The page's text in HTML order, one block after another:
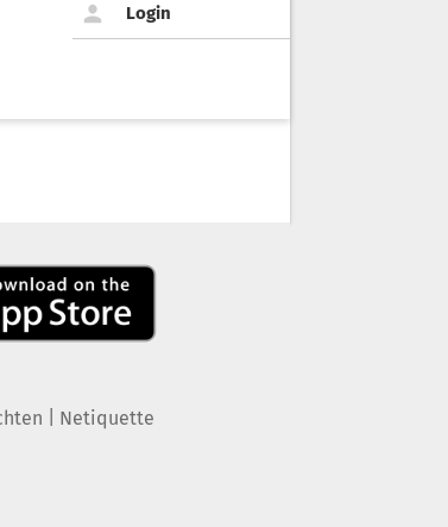
Login
Netiquette